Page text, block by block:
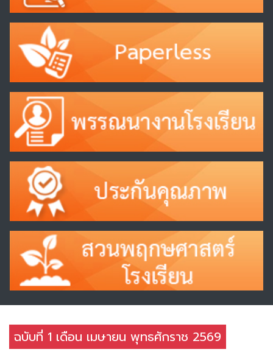
ฉบับที่ 1 เดือน เมษายน พุทธศักราช 2569